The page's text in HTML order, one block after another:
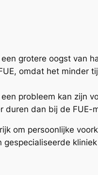
grotere oogst van
omdat het minder
probleem kan zijn
duren dan bij de FUE-
om persoonlijke